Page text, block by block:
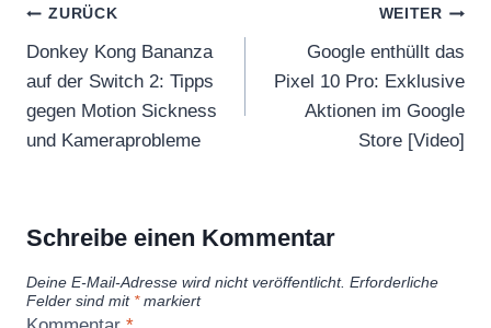
5
w
t
Beitragsnavigation
ZURÜCK
Donkey Kong Bananza
auf der Switch 2: Tipps
gegen Motion Sickness
und Kameraprobleme
WEITER
Google enthüllt das
Pixel 10 Pro: Exklusive
Aktionen im Google
Store [Video]
Schreibe einen Kommentar
Deine E-Mail-Adresse wird nicht veröffentlicht. Erforderliche
Felder sind mit *markiert